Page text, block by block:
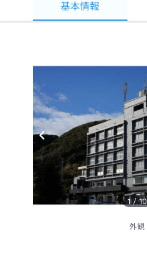
基本情報
1 /10
外観